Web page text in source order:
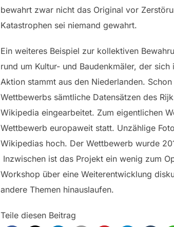
bewahrt zwar nicht das Original vor
Katastrophen sei niemand gewahrt.
Ein weiteres Beispiel zur kollektiven
rund um Kultur- und Baudenkmäler, der
Aktion stammt aus den Niederlanden.
Wettbewerbs sämtliche Datensätzen des
Wikipedia eingearbeitet. Zum eigentlichen
Wettbewerb europaweit statt. Unzählige
Wikipedias hoch. Der Wettbewerb wurde
Inzwischen ist das Projekt ein wenig zum
Workshop über eine Weiterentwicklung
andere Themen hinauslaufen.
Teile diesen Beitrag